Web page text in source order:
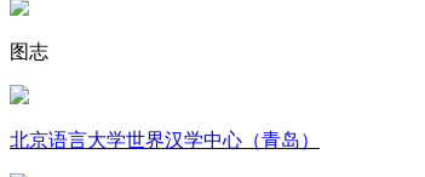
图志
北京语言大学世界汉学中心（青岛）